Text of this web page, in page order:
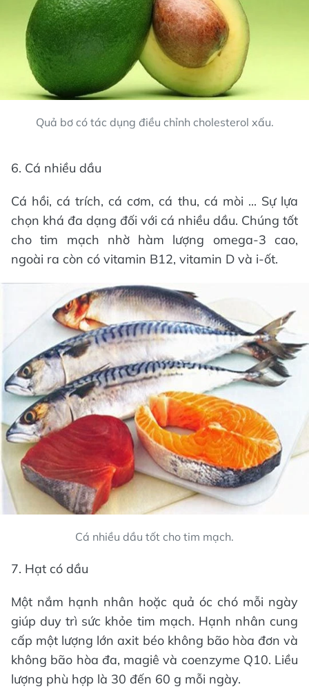
Quả bơ có tác dụng điều chỉnh cholesterol xấu.
6. Cá nhiều dầu
Cá hồi, cá trích, cá cơm, cá thu, cá mòi ... Sự lựa
chọn khá đa dạng đối với cá nhiều dầu. Chúng tốt
cho tim mạch nhờ hàm lượng omega-3 cao,
ngoài ra còn có vitamin B12, vitamin D và i-ốt.
Cá nhiều dầu tốt cho tim mạch.
7. Hạt có dầu
Một nắm hạnh nhân hoặc quả óc chó mỗi ngày
giúp duy trì sức khỏe tim mạch. Hạnh nhân cung
cấp một lượng lớn axit béo không bão hòa đơn và
không bão hòa đa, magiê và coenzyme Q10. Liều
lượng phù hợp là 30 đến 60 g mỗi ngày.